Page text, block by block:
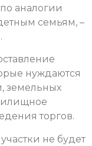
аналогии
семьям, –
нуждаются
земельных
торгов.
не будет